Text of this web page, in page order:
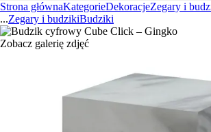
Strona głównaKategorieDekoracjeZegary i
...Zegary i budzikiBudziki
Zobacz galerię zdjęć